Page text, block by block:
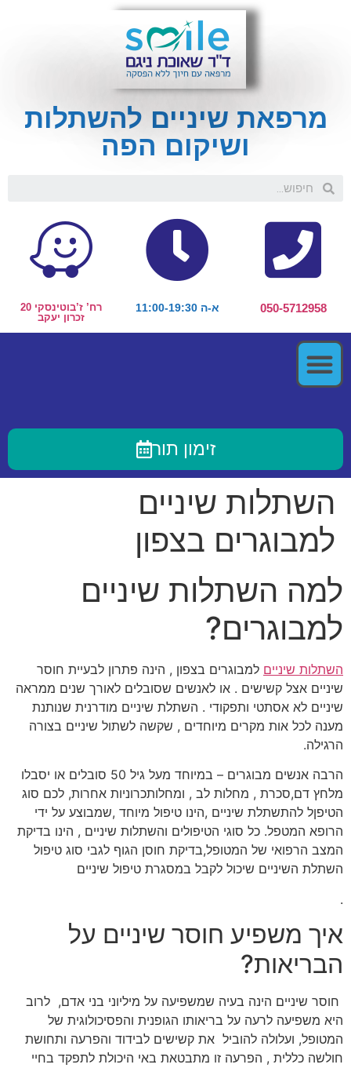
מרפאת שיניים להשתלות
ושיקום הפה
050-5712958 א-ה 11:00-19:30
רח’ ז’בוטינסקי 20
זכרון יעקב
זימון תור
השתלות שיניים
למבוגרים בצפון
למה השתלות שיניים
למבוגרים?
השתלות שיניים למבוגרים בצפון , הינה פתרון לבעיית חוסר
שיניים אצל קשישים . או לאנשים שסובלים לאורך שנים ממראה
שיניים לא אסתטי ותפקודי . השתלת שיניים מודרנית שנותנת
מענה לכל אות מקרים מיוחדים , שקשה לשתול שיניים בצורה
הרגילה.
הרבה אנשים מבוגרים – במיוחד מעל גיל 50 סובלים או יסבלו
מלחץ דם,סכרת , מחלות לב , ומחלותכרוניות אחרות, לכם סוג
הטיפןל להתשתלת שיניים ,הינו טיפול מיוחד ,שמבוצע על ידי
הרופא המטפל. כל סוגי הטיפולים והשתלות שיניים , הינו בדיקת
המצב הרפואי של המטופל,בדיקת חוסן הגוף לגבי סוג טיפול
השתלת השיניים שיכול לקבל במסגרת טיפול שיניים
.
איך משפיע חוסר שיניים על
הבריאות?
חוסר שיניים הינה בעיה שמשפיעה על מיליוני בני אדם, לרוב
היא משפיעה לרעה על בריאותו הגופנית והפסיכולוגית של
המטופל, ועלולה להוביל את קשישים לבידוד והפרעה ותחושת
חולשה כללית , הפרעה זו מתבטאת באי היכולת לתפקד בחיי